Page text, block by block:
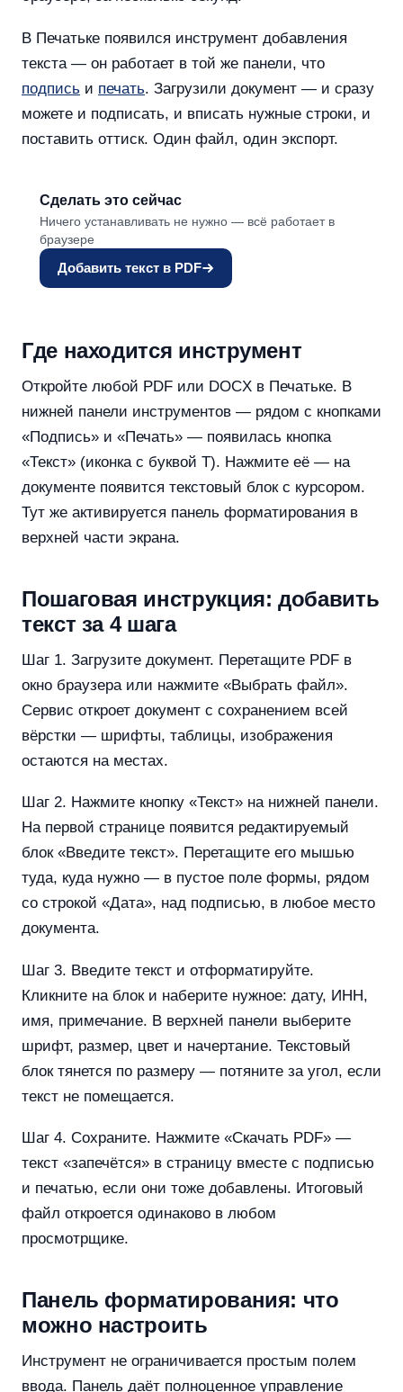
В Печатьке появился инструмент добавления
текста — он работает в той же панели, что
подпись и печать. Загрузили документ — и сразу
можете и подписать, и вписать нужные строки, и
поставить оттиск. Один файл, один экспорт.
Сделать это сейчас
Ничего устанавливать не нужно — всё работает в
браузере
Добавить текст в PDF
Где находится инструмент
Откройте любой PDF или DOCX в Печатьке. В
нижней панели инструментов — рядом с кнопками
«Подпись» и «Печать» — появилась кнопка
«Текст» (иконка с буквой T). Нажмите её — на
документе появится текстовый блок с курсором.
Тут же активируется панель форматирования в
верхней части экрана.
Пошаговая инструкция: добавить
текст за 4 шага
Шаг 1. Загрузите документ. Перетащите PDF в
окно браузера или нажмите «Выбрать файл».
Сервис откроет документ с сохранением всей
вёрстки — шрифты, таблицы, изображения
остаются на местах.
Шаг 2. Нажмите кнопку «Текст» на нижней панели.
На первой странице появится редактируемый
блок «Введите текст». Перетащите его мышью
туда, куда нужно — в пустое поле формы, рядом
со строкой «Дата», над подписью, в любое место
документа.
Шаг 3. Введите текст и отформатируйте.
Кликните на блок и наберите нужное: дату, ИНН,
имя, примечание. В верхней панели выберите
шрифт, размер, цвет и начертание. Текстовый
блок тянется по размеру — потяните за угол, если
текст не помещается.
Шаг 4. Сохраните. Нажмите «Скачать PDF» —
текст «запечётся» в страницу вместе с подписью
и печатью, если они тоже добавлены. Итоговый
файл откроется одинаково в любом
просмотрщике.
Панель форматирования: что
можно настроить
Инструмент не ограничивается простым полем
ввода. Панель даёт полноценное управление